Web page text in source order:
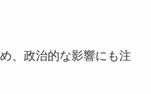
、政治的な影響にも注